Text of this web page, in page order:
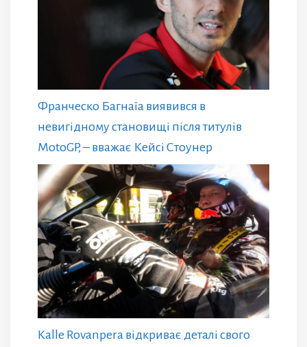
Франческо Багнаїа виявився в
невигідному становищі після титулів
MotoGP, – вважає Кейсі Стоунер
Kalle Rovanpera відкриває деталі свого